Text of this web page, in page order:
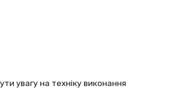
увагу на техніку виконання